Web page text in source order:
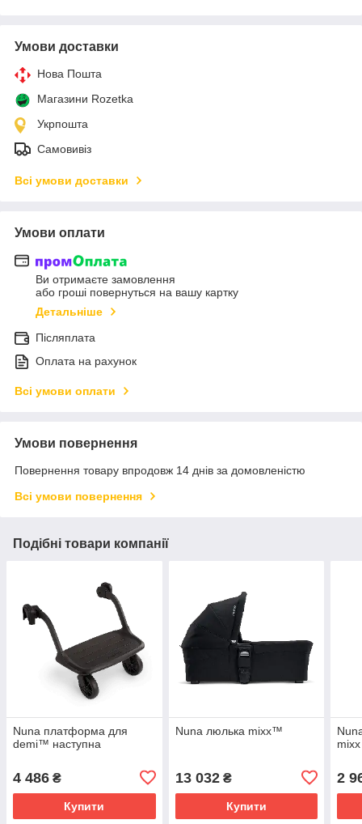
Умови доставки
Нова Пошта
Магазини Rozetka
Укрпошта
Самовивіз
Всі умови доставки
Умови оплати
Ви отримаєте замовлення
або гроші повернуться на вашу картку
Детальніше
Післяплата
Оплата на рахунок
Всі умови оплати
Умови повернення
Повернення товару впродовж 14 днів за домовленістю
Всі умови повернення
Подібні товари компанії
Nuna платформа для
demi™ наступна
4 486 ₴
Купити
Nuna люлька mixx™
13 032₴
Купити
mixx
2